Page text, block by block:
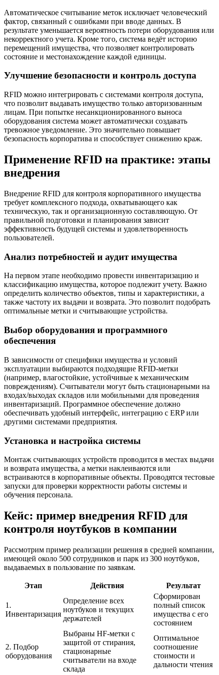
Автоматическое считывание меток исключает человеческий
фактор, связанный с ошибками при вводе данных. В
результате уменьшается вероятность потери оборудования или
некорректного учета. Кроме того, система ведёт историю
перемещений имущества, что позволяет контролировать
состояние и местонахождение каждой единицы.
Улучшение безопасности и контроль доступа
RFID можно интегрировать с системами контроля доступа,
что позволит выдавать имущество только авторизованным
лицам. При попытке несанкционированного выноса
оборудования система может автоматически создавать
тревожное уведомление. Это значительно повышает
безопасность корпоратива и способствует снижению краж.
Применение RFID на практике: этапы
внедрения
Внедрение RFID для контроля корпоративного имущества
требует комплексного подхода, охватывающего как
техническую, так и организационную составляющую. От
правильной подготовки и планирования зависит
эффективность будущей системы и удовлетворенность
пользователей.
Анализ потребностей и аудит имущества
На первом этапе необходимо провести инвентаризацию и
классификацию имущества, которое подлежит учету. Важно
определить количество объектов, типы и характеристики, а
также частоту их выдачи и возврата. Это позволит подобрать
оптимальные метки и считывающие устройства.
Выбор оборудования и программного
обеспечения
В зависимости от специфики имущества и условий
эксплуатации выбираются подходящие RFID-метки
(например, влагостойкие, устойчивые к механическим
повреждениям). Считыватели могут быть стационарными на
входах/выходах складов или мобильными для проведения
инвентаризаций. Программное обеспечение должно
обеспечивать удобный интерфейс, интеграцию с ERP или
другими системами предприятия.
Установка и настройка системы
Монтаж считывающих устройств проводится в местах выдачи
и возврата имущества, а метки наклеиваются или
встраиваются в корпоративные объекты. Проводятся тестовые
запуски для проверки корректности работы системы и
обучения персонала.
Кейс: пример внедрения RFID для
контроля ноутбуков в компании
Рассмотрим пример реализации решения в средней компании,
имеющей около 500 сотрудников и парк из 300 ноутбуков,
выдаваемых в пользование по заявкам.
Этап Действия Результат
1.
Инвентаризация
Определение всех
ноутбуков и текущих
держателей
Сформирован
полный список
имущества с его
состоянием
2. Подбор
оборудования
Выбраны HF-метки с
защитой от стирания,
стационарные
считыватели на входе
склада
Оптимальное
соотношение
стоимости и
дальности чтения